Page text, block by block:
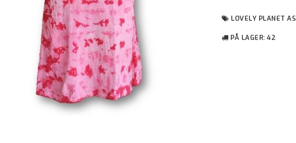
LOVELY PLANET AS
PÅ LAGER: 42